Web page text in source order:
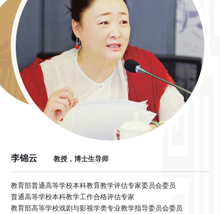
李锦云 教授，博士生导师
教育部普通高等学校本科教育教学评估专家委员会委员
普通高等学校本科教学工作合格评估专家
教育部高等学校戏剧与影视学类专业教学指导委员会委员